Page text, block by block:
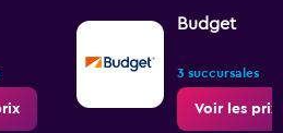
Budget
3 succursales
Voir les prix